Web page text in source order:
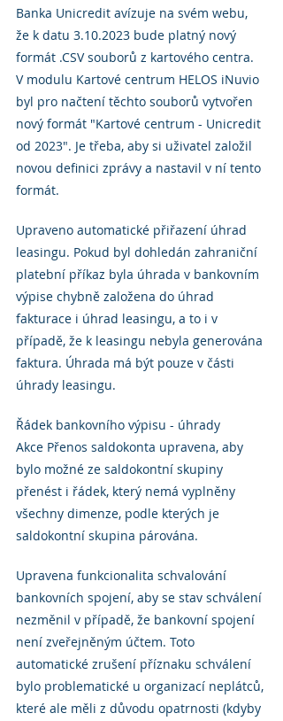
Banka Unicredit avízuje na svém webu,
že k datu 3.10.2023 bude platný nový
formát .CSV souborů z kartového centra.
V modulu Kartové centrum HELOS iNuvio
byl pro načtení těchto souborů vytvořen
nový formát "Kartové centrum - Unicredit
od 2023". Je třeba, aby si uživatel založil
novou definici zprávy a nastavil v ní tento
formát.
Upraveno automatické přiřazení úhrad
leasingu. Pokud byl dohledán zahraniční
platební příkaz byla úhrada v bankovním
výpise chybně založena do úhrad
fakturace i úhrad leasingu, a to i v
případě, že k leasingu nebyla generována
faktura. Úhrada má být pouze v části
úhrady leasingu.
Řádek bankovního výpisu - úhrady
Akce Přenos saldokonta upravena, aby
bylo možné ze saldokontní skupiny
přenést i řádek, který nemá vyplněny
všechny dimenze, podle kterých je
saldokontní skupina párována.
Upravena funkcionalita schvalování
bankovních spojení, aby se stav schválení
nezměnil v případě, že bankovní spojení
není zveřejněným účtem. Toto
automatické zrušení příznaku schválení
bylo problematické u organizací neplátců,
které ale měli z důvodu opatrnosti (kdyby